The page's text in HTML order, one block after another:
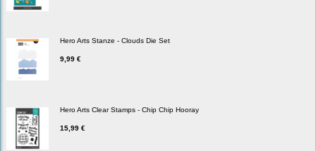
Hero Arts Stanze - Clouds Die Set
9,99 €
Hero Arts Clear Stamps - Chip Chip Hooray
15,99 €